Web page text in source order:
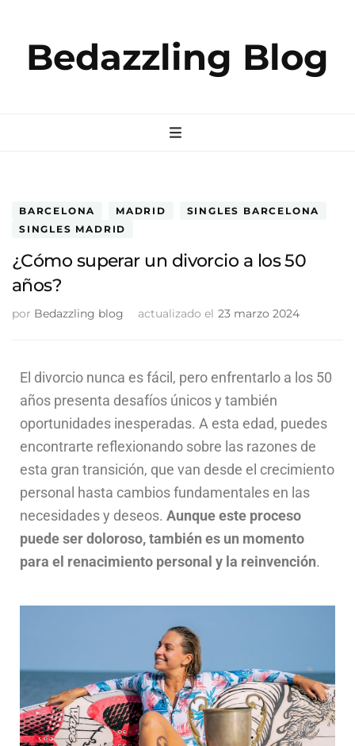
Bedazzling Blog
BARCELONA MADRID
SINGLES BARCELONA
SINGLES MADRID
¿Cómo superar un divorcio a los 50
años?
por Bedazzling blog actualizado el 23 marzo 2024
El divorcio nunca es fácil, pero enfrentarlo a los 50
años presenta desafíos únicos y también
oportunidades inesperadas. A esta edad, puedes
encontrarte reflexionando sobre las razones de
esta gran transición, que van desde el crecimiento
personal hasta cambios fundamentales en las
necesidades y deseos. Aunque este proceso
puede ser doloroso, también es un momento
para el renacimiento personal y la reinvención.